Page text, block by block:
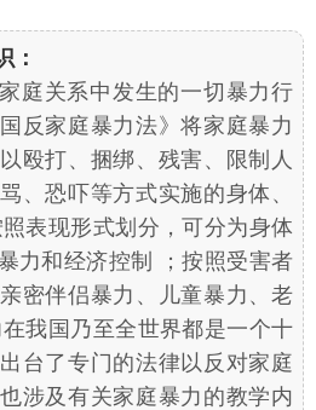
：
庭关系中发生的一切暴力行
反家庭暴力法》将家庭暴力
殴打、捆绑、残害、限制人
、恐吓等方式实施的身体、
表现形式划分，可分为身体
力和经济控制 ；按照受害者
密伴侣暴力、儿童暴力、老
我国乃至全世界都是一个十
台了专门的法律以反对家庭
涉及有关家庭暴力的教学内